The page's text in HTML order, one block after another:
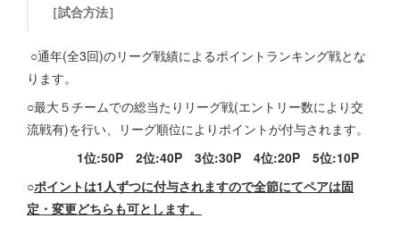
［試合方法］
○通年(全3回)のリーグ戦績によるポイントランキング戦とな
ります。
○最大５チームでの総当たりリーグ戦(エントリー数により交
流戦有)を行い、リーグ順位によりポイントが付与されます。
1位:50P 2位:40P 3位:30P 4位:20P 5位:10P
○ポイントは1人ずつに付与されますので全節にてペアは固
定・変更どちらも可とします。